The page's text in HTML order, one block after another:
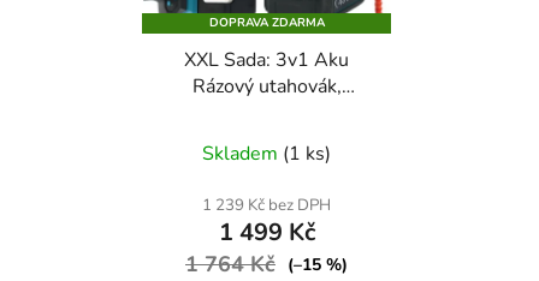
DOPRAVA ZDARMA
XXL Sada: 3v1 Aku
Rázový utahovák,
v kufříku - 2x Baterie 5
Ah ZDARMA +
nabíječka +
příslušenství
hodnocení
produktu
je
5,0
Skladem (1 ks)
1 239 Kč bez DPH
1 499 Kč
1 764 Kč (–15 %)